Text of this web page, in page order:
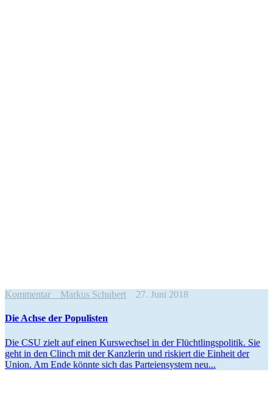
Kommentar Markus Schubert 27. Juni 2018
Die Achse der Populisten
Die CSU zielt auf einen Kurswechsel in der Flücht­lings­po­litik. Sie
geht in den Clinch mit der Kanzlerin und riskiert die Einheit der
Union. Am Ende könnte sich das Partei­en­system neu...